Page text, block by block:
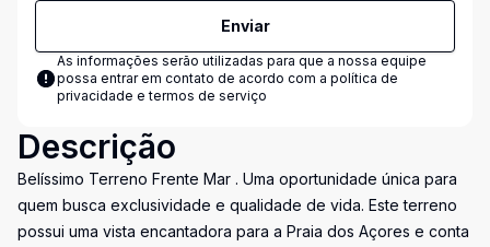
Enviar
As informações serão utilizadas para que a nossa equipe
possa entrar em contato de acordo com a política de
privacidade e termos de serviço
Descrição
Belíssimo Terreno Frente Mar . Uma oportunidade única para
quem busca exclusividade e qualidade de vida. Este terreno
possui uma vista encantadora para a Praia dos Açores e conta